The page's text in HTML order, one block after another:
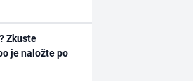
Zkuste
je naložte po